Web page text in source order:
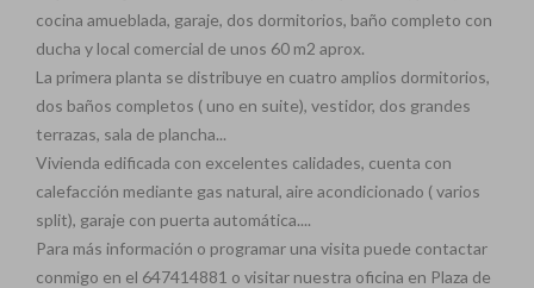
cocina amueblada, garaje, dos dormitorios, baño completo con
ducha y local comercial de unos 60 m2 aprox.
La primera planta se distribuye en cuatro amplios dormitorios,
dos baños completos ( uno en suite), vestidor, dos grandes
terrazas, sala de plancha...
Vivienda edificada con excelentes calidades, cuenta con
calefacción mediante gas natural, aire acondicionado ( varios
split), garaje con puerta automática....
Para más información o programar una visita puede contactar
conmigo en el 647414881 o visitar nuestra oficina en Plaza de